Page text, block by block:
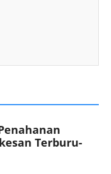
Terburu-